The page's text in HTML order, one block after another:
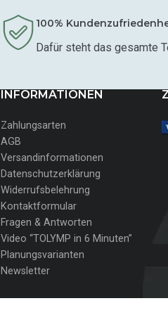
100%
Dafür steht das gesamte
INFORMATIONEN
Zahlungsarten
AGB
Versandinformationen
Datenschutzerklärung
Widerrufsbelehrung
Kontaktformular
Fragen & Antworten
Video “TOLYMP in 6 Minuten”
Planungsvarianten
Newsletter